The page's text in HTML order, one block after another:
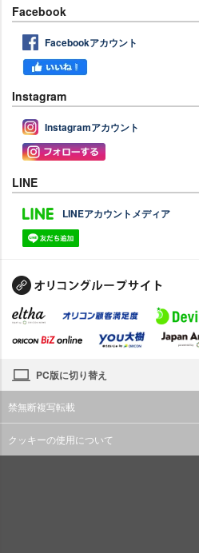
Facebook
Facebookアカウント
Instagram
Instagramアカウント
LINE
LINEアカウントメディア
PC版に切り替え
禁無断複写転載
クッキーの使用について